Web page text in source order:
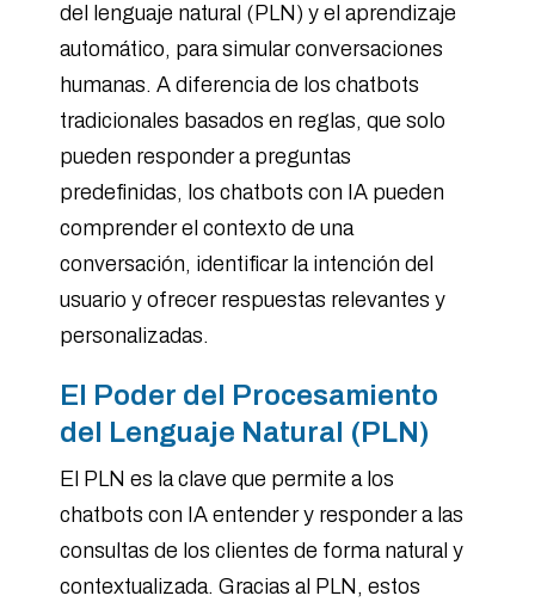
del lenguaje natural (PLN) y el aprendizaje
automático, para simular conversaciones
humanas. A diferencia de los chatbots
tradicionales basados en reglas, que solo
pueden responder a preguntas
predefinidas, los chatbots con IA pueden
comprender el contexto de una
conversación, identificar la intención del
usuario y ofrecer respuestas relevantes y
personalizadas.
El Poder del Procesamiento
del Lenguaje Natural (PLN)
El PLN es la clave que permite a los
chatbots con IA entender y responder a las
consultas de los clientes de forma natural y
contextualizada. Gracias al PLN, estos